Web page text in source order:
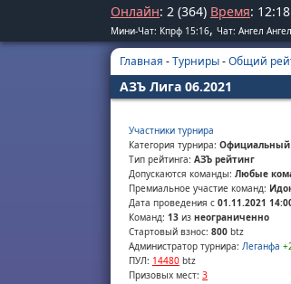
Онлайн: 2 (364) Время: 12:18
Мини-Чат: Кпрф 15:16, Чат: Ангел
Главная -Турниры-Общий
АЗЪ Лига 06.2021
Участники турнира
Категория турнира: Официальный
Тип рейтинга: АЗЪ рейтинг
Допускаются команды: Любые
Премиальное участие команд:
Дата проведения с 01.11.2021
Команд: 13 из неограниченно
Стартовый взнос: 800 btz
Администратор турнира: Леганфа
ПУЛ: 14480 btz
Призовых мест: 3